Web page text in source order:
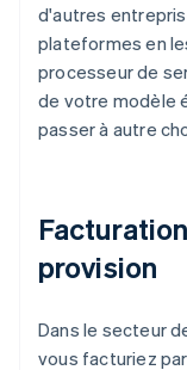
d'autres
plateformes en
processeur de
de votre modèle
passer à autre
provision
Dans le secteur
vous facturiez